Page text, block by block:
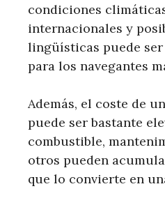
condiciones
internacionales y
lingüísticas puede
para los navegantes
Además, el coste de
puede ser bastante
combustible,
otros pueden
que lo convierte en